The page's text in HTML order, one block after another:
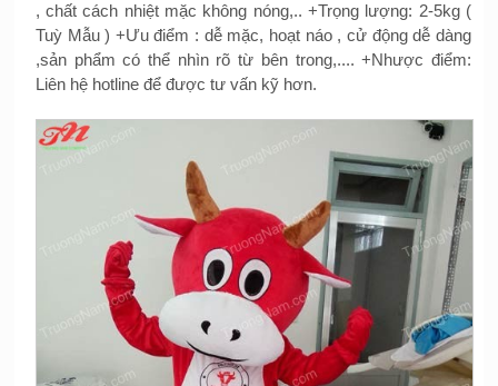
, chất cách nhiệt mặc không nóng,.. +Trọng lượng: 2-5kg (
Tuỳ Mẫu ) +Ưu điểm : dễ mặc, hoạt náo , cử động dễ dàng
,sản phẩm có thể nhìn rõ từ bên trong,.... +Nhược điểm:
Liên hệ hotline để được tư vấn kỹ hơn.